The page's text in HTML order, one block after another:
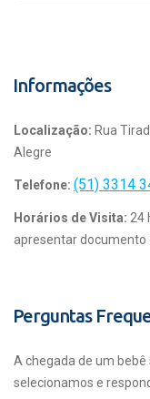
Informações
Localização: Rua
Alegre
Telefone: (51) 3314
Horários de Visita: 24
apresentar documento
Perguntas
A chegada de um
selecionamos e